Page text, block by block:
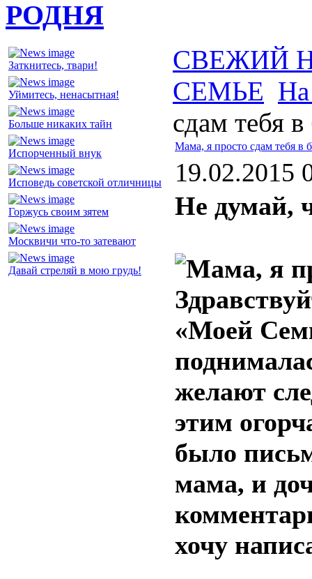
РОДНЯ
Заткнитесь, твари!
Уймитесь, ненасытная!
Больше никаких тайн
Испорченный внук
Исповедь советской отличницы
Горжусь своим зятем
Москвичи что-то затевают
Давай стреляй в мою грудь!
СВЕЖИЙ
СЕМЬЕ На
сдам тебя
Мама, я просто сдам тебя в
19.02.2015
Не думай,
«Моей
желают
этим
было
мама, и
хочу